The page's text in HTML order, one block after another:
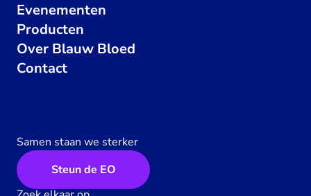
Evenementen
Producten
Over Blauw Bloed
Contact
Samen staan we sterker
Steun de EO